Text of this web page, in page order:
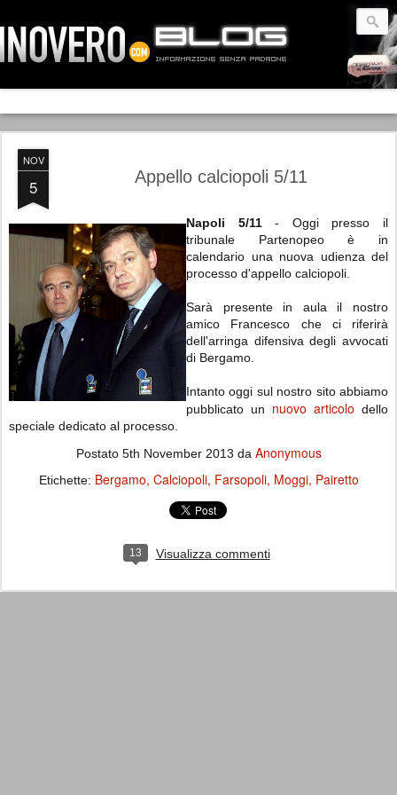
NOV
5 Appello calciopoli 5/11
Napoli 5/11- Oggi presso il
tribunale Partenopeo è in
calendario una nuova udienza del
processo d'appello calciopoli.
Sarà presente in aula il nostro
amico Francesco che ci riferirà
dell'arringa difensiva degli avvocati
di Bergamo.
Intanto oggi sul nostro sito abbiamo
pubblicato un nuovo articolo dello
speciale dedicato al processo.
Postato 5th November 2013 da Anonymous
Etichette: Bergamo Calciopoli Farsopoli Moggi Pairetto
13 Visualizza commenti